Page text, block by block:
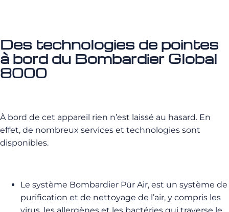
Des technologies de pointes
à bord du Bombardier Global
8000
À bord de cet appareil rien n’est laissé au hasard. En
effet, de nombreux services et technologies sont
disponibles.
Le système Bombardier Pūr Air, est un système de
purification et de nettoyage de l’air, y compris les